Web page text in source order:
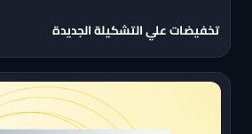
تخفيضات علي التشكيلة الجديدة